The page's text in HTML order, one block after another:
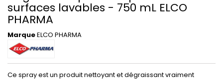
surfaces lavables - 750 mL ELCO
PHARMA
MarqueELCO PHARMA
Ce spray est un produit nettoyant et dégraissant vraiment